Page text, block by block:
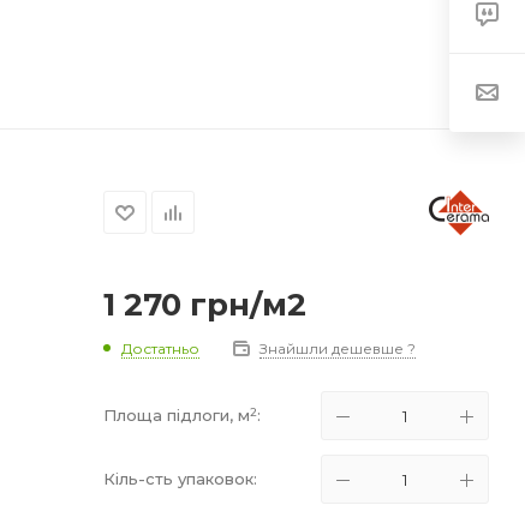
1 270 грн/м2
Достатньо Знайшли дешевше ?
Площа підлоги, м2:
Кіль-сть упаковок: